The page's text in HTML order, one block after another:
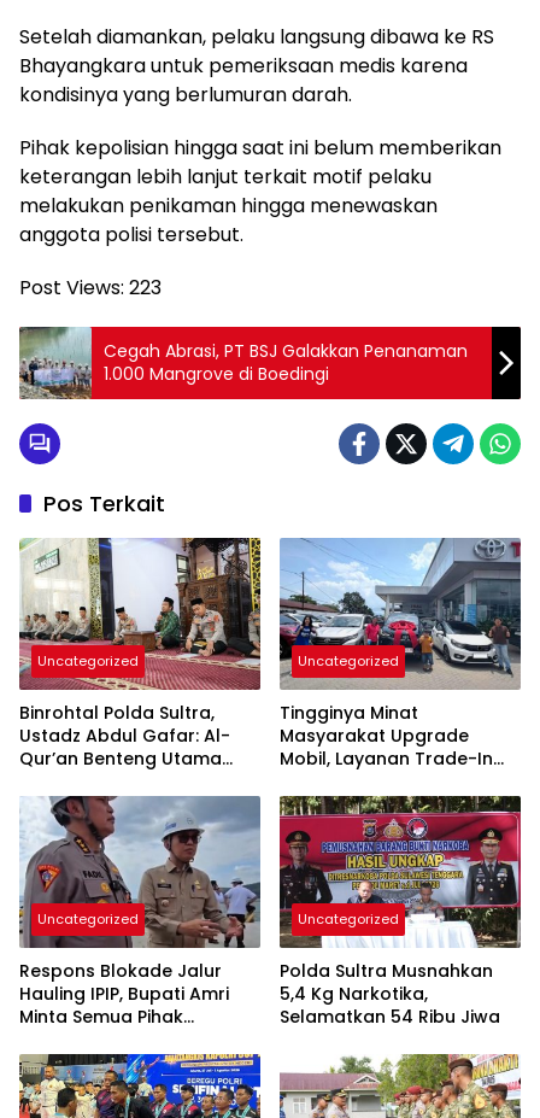
Setelah diamankan, pelaku langsung dibawa ke RS
Bhayangkara untuk pemeriksaan medis karena
kondisinya yang berlumuran darah.
Pihak kepolisian hingga saat ini belum memberikan
keterangan lebih lanjut terkait motif pelaku
melakukan penikaman hingga menewaskan
anggota polisi tersebut.
Post Views: 223
Cegah Abrasi, PT BSJ Galakkan Penanaman
1.000 Mangrove di Boedingi
Pos Terkait
Uncategorized
Binrohtal Polda Sultra,
Ustadz Abdul Gafar: Al-
Qur’an Benteng Utama
Penyimpangan Sosial
Uncategorized
Tingginya Minat
Masyarakat Upgrade
Mobil, Layanan Trade-In
Permintaan
Uncategorized
Respons Blokade Jalur
Hauling IPIP, Bupati Amri
Minta Semua Pihak
Kepastian Hukum
Uncategorized
Polda Sultra Musnahkan
5,4 Kg Narkotika,
Selamatkan 54 Ribu Jiwa